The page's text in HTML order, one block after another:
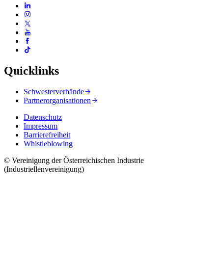
Quicklinks
Schwesterverbände
Partnerorganisationen
Datenschutz
Impressum
Barrierefreiheit
Whistleblowing
© Vereinigung der Österreichischen Industrie
(Industriellenvereinigung)